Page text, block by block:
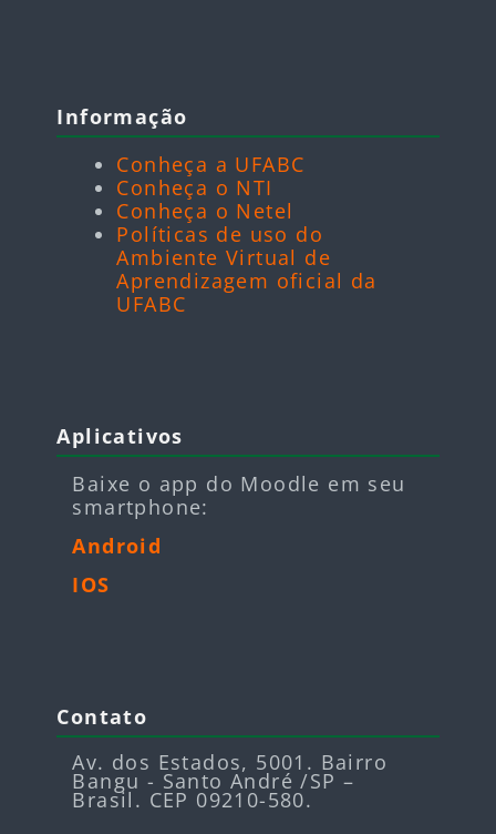
Informação
Conheça a UFABC
Conheça o NTI
Conheça o Netel
Políticas de uso do
Ambiente Virtual de
Aprendizagem oficial da
UFABC
Aplicativos
Baixe o app do Moodle em seu
smartphone:
Android
IOS
Contato
Av. dos Estados, 5001. Bairro
Bangu - Santo André /SP –
Brasil. CEP 09210-580.